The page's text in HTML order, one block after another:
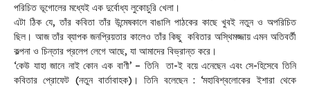
পরিচিত ভূগোলের মধ্যেই এক দুর্বোধ্য লুকোচুরি খেলা।
এটা ঠিক যে, তাঁর কবিতা তাঁর উন্মেষকালে বাঙালি পাঠকের কাছে খুবই নতুন ও অপরিচিত
ছিল। আজ তাঁর ব্যাপক জনপ্রিয়তার কালেও তাঁর কিছু কবিতার অস্থিমজ্জায় এমন অতিবর্তী
কল্পনা ও চিন্তার প্রলেপ লেগে আছে, যা আমাদের বিভ্রান্ত করে।
‘কেউ যাহা জানে নাই কোন এক বাণী’ – তিনি তা-ই বয়ে এনেছেন এবং সে-হিসেবে তিনি
কবিতার প্রোফেট (নতুন বার্তাবাহক)। তিনি বলেছেন : ‘মহাবিশ্বলোকের ইশারা থেকে